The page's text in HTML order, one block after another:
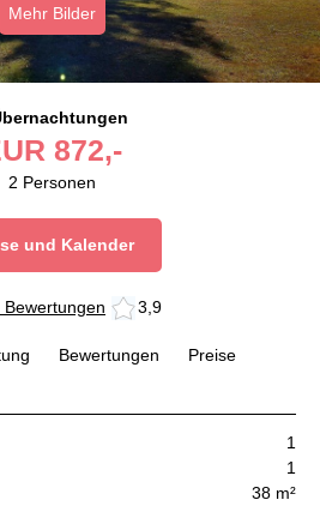
Mehr Bilder
872,-
2 Personen
und Kalender
Bewertungen 3,9
Bewertungen
Preise
1
1
38 m²